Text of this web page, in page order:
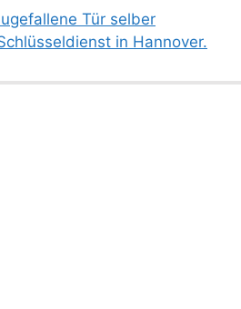
Tür selber
in Hannover.